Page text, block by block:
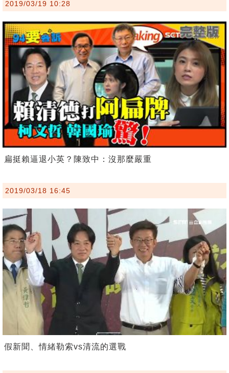
2019/03/19 10:28
扁挺賴逼退小英？陳致中：沒那麼嚴重
2019/03/18 16:45
假新聞、情緒勒索vs清流的選戰